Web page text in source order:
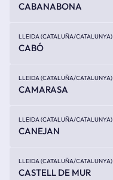
CABANABONA
LLEIDA (CATALUÑA/CATALUNYA)
CABÓ
LLEIDA (CATALUÑA/CATALUNYA)
CAMARASA
LLEIDA (CATALUÑA/CATALUNYA)
CANEJAN
LLEIDA (CATALUÑA/CATALUNYA)
CASTELL DE MUR